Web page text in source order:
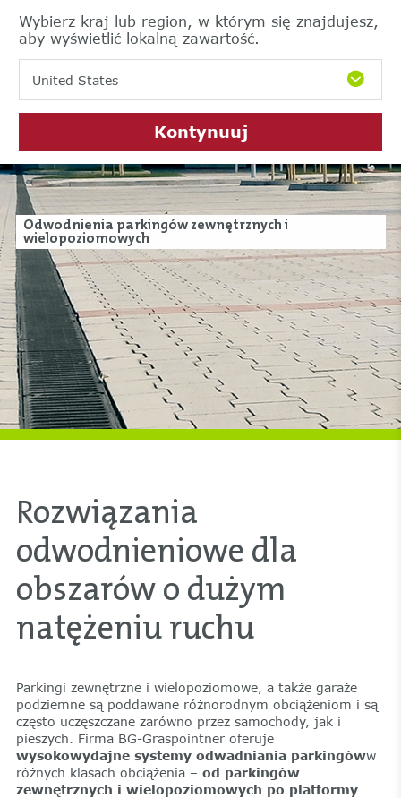
Wybierz kraj lub region, w którym się znajdujesz,
aby wyświetlić lokalną zawartość.
United States
Kontynuuj
Odwodnienia parkingów zewnętrznych i
wielopoziomowych
Rozwiązania
odwodnieniowe dla
obszarów o dużym
natężeniu ruchu
Parkingi zewnętrzne i wielopoziomowe, a także garaże
podziemne są poddawane różnorodnym obciążeniom i są
często uczęszczane zarówno przez samochody, jak i
pieszych. Firma BG-Graspointner oferuje
wysokowydajne systemy odwadniania parkingóww
różnych klasach obciążenia – od parkingów
zewnętrznych i wielopoziomowych po platformy